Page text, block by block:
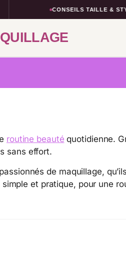
CONSEILS TAILLE & STYLE
routine beauté quotidienne.
sans effort.
de maquillage,
et pratique, pour une